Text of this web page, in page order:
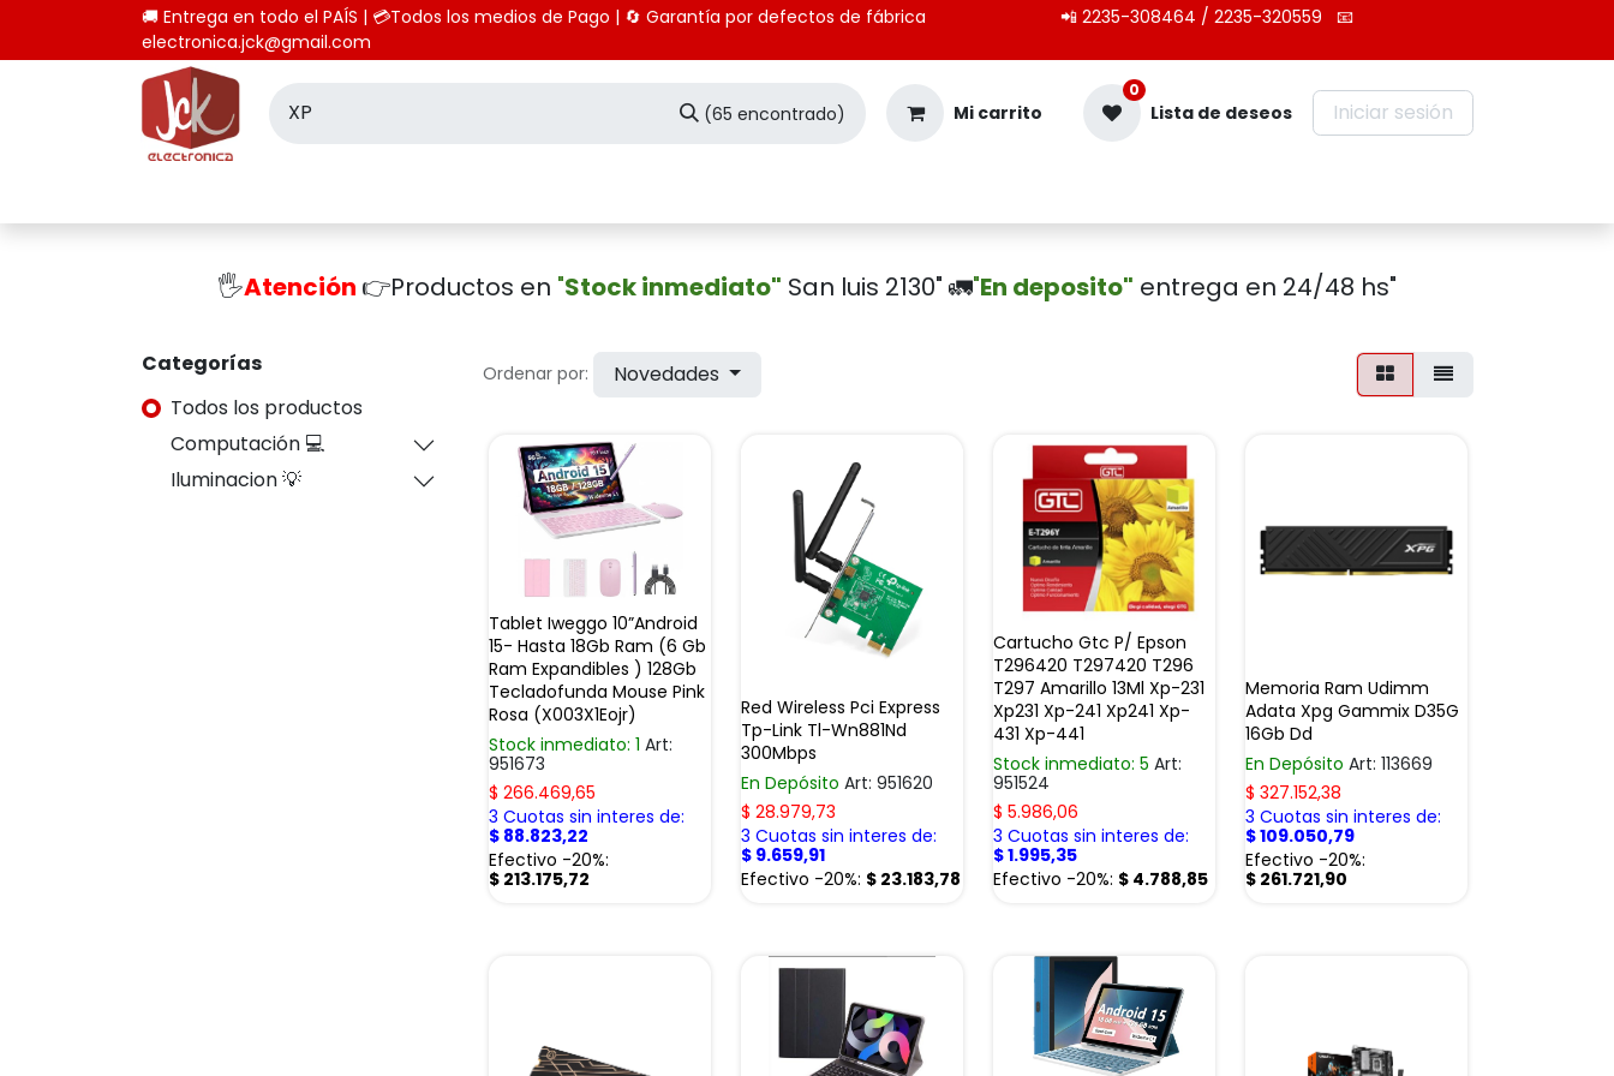
🚚 Entrega en todo el PAÍS | 💳Todos los medios de Pago | 🔄 Garantía por defectos de fábrica 📲 2235-308464 / 2235-320559 📧
electronica.jck@gmail.com
(65 encontrado) Mi carrito
0
Lista de deseos Iniciar sesión
🖐️Atención 👉Productos en "Stock inmediato" San luis 2130" 🚛"En deposito" entrega en 24/48 hs"
Categorías
Todos los productos
Computación 💻
Iluminacion 💡
Ordenar por: Novedades
Tablet Iweggo 10”Android
15- Hasta 18Gb Ram (6 Gb
Ram Expandibles ) 128Gb
Tecladofunda Mouse Pink
Rosa (X003X1Eojr)
Stock inmediato: 1 Art:
951673
$ 266.469,65
3 Cuotas sin interes de:
$ 88.823,22
Efectivo -20%:
$ 213.175,72
Red Wireless Pci Express
Tp-Link Tl-Wn881Nd
300Mbps
En Depósito Art: 951620
$ 28.979,73
3 Cuotas sin interes de:
$ 9.659,91
Efectivo -20%: $ 23.183,78
Cartucho Gtc P/ Epson
T296420 T297420 T296
T297 Amarillo 13Ml Xp-231
Xp231 Xp-241 Xp241 Xp-
431 Xp-441
Stock inmediato: 5 Art:
951524
$ 5.986,06
3 Cuotas sin interes de:
$1.995,35
Efectivo -20%: $ 4.788,85
Memoria Ram Udimm
Adata Xpg Gammix D35G
16Gb Dd
En Depósito Art: 113669
$ 327.152,38
3 Cuotas sin interes de:
$109.050,79
Efectivo -20%:
$ 261.721,90